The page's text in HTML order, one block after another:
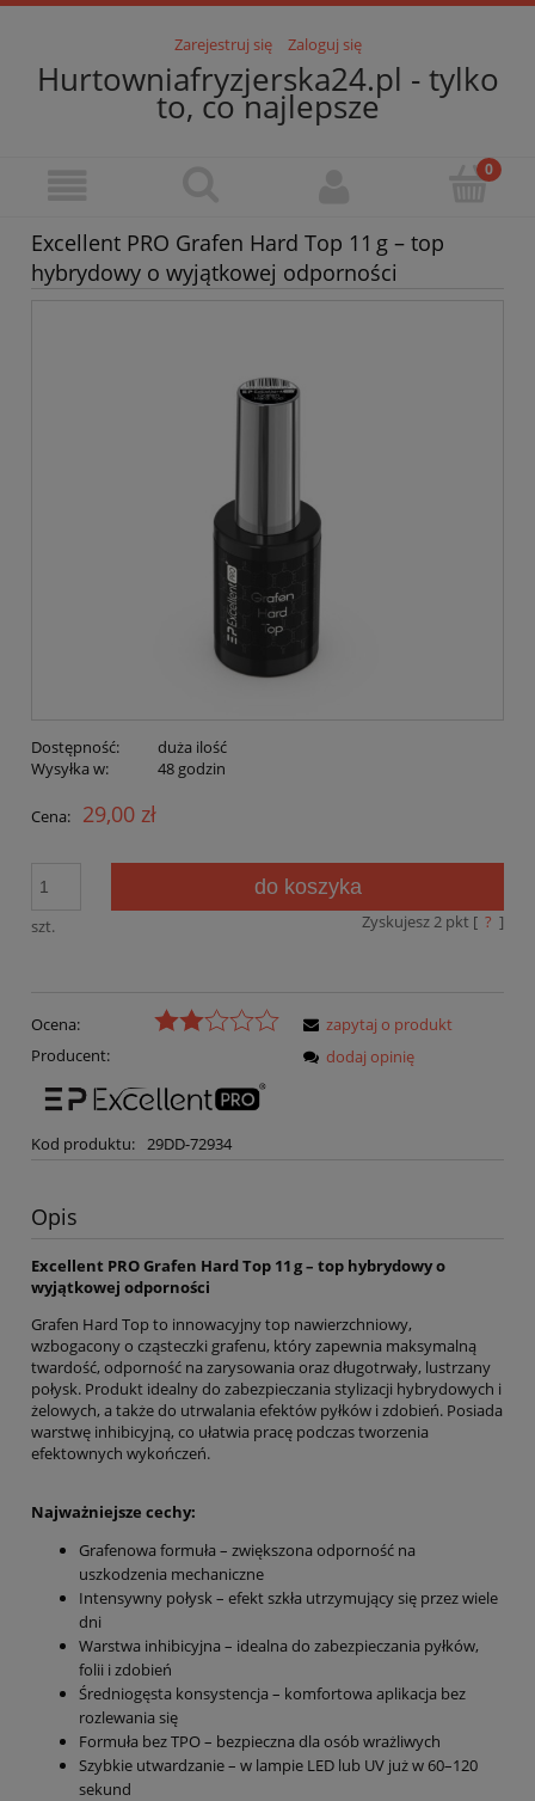
Zarejestruj się Zaloguj się
Hurtowniafryzjerska24.pl - tylko
to, co najlepsze
Excellent PRO Grafen Hard Top 11 g – top
hybrydowy o wyjątkowej odporności
Dostępność:
duża ilość
Wysyłka w:
48 godzin
Cena: 29,00 zł
szt.
do koszyka
Zyskujesz2pkt [ ? ]
Ocena:
Producent:
Kod produktu: 29DD-72934
zapytaj o produkt
dodaj opinię
Opis
Excellent PRO Grafen Hard Top 11 g – top hybrydowy o
wyjątkowej odporności
Grafen Hard Top to innowacyjny top nawierzchniowy,
wzbogacony o cząsteczki grafenu, który zapewnia maksymalną
twardość, odporność na zarysowania oraz długotrwały, lustrzany
połysk. Produkt idealny do zabezpieczania stylizacji hybrydowych i
żelowych, a także do utrwalania efektów pyłków i zdobień. Posiada
warstwę inhibicyjną, co ułatwia pracę podczas tworzenia
efektownych wykończeń.
Najważniejsze cechy:
Grafenowa formuła – zwiększona odporność na
uszkodzenia mechaniczne
Intensywny połysk – efekt szkła utrzymujący się przez wiele
dni
Warstwa inhibicyjna – idealna do zabezpieczania pyłków,
folii i zdobień
Średniogęsta konsystencja – komfortowa aplikacja bez
rozlewania się
Formuła bez TPO – bezpieczna dla osób wrażliwych
Szybkie utwardzanie – w lampie LED lub UV już w 60–120
sekund